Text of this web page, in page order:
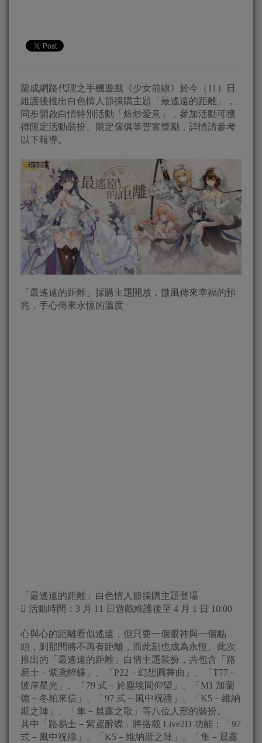
龍成網路代理之手機遊戲《少女前線》於今（11）日
維護後推出白色情人節採購主題「最遙遠的距離」，
同步開啟白情特別活動「焙炒愛意」，參加活動可獲
得限定活動裝扮、限定傢俱等豐富獎勵，詳情請參考
以下報導。
「最遙遠的距離」採購主題開放，微風傳來幸福的預
兆，手心傳來永恆的溫度
「最遙遠的距離」白色情人節採購主題登場
 活動時間：3 月 11 日遊戲維護後至 4 月 1 日 10:00
心與心的距離看似遙遠，但只要一個眼神與一個點
頭，剎那間將不再有距離，而此刻也成為永恆。此次
推出的「最遙遠的距離」白情主題裝扮，共包含「路
易士－紫鳶醉蝶」、「P22－幻想圓舞曲」、「T77－
彼岸星光」、「79 式－於塵埃間仰望」、「M1 加蘭
德－冬柏來信」、「97 式－風中祝禱」、「K5－維納
斯之陣」、「隼－晨露之歌」等八位人形的裝扮。
其中「路易士－紫鳶醉蝶」將搭載 Live2D 功能；「97
式－風中祝禱」、「K5－維納斯之陣」、「隼－晨露